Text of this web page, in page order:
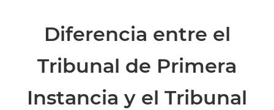
Diferencia entre el
Tribunal de Primera
Instancia y el Tribunal